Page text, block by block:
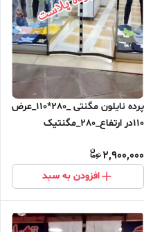
پرده نایلون مگنتی _280*110_عرض
110در ارتفاع_280_مگنتیک
2,900,000
افزودن به سبد